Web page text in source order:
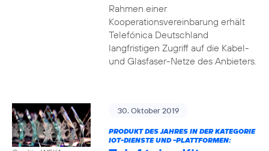
Rahmen einer
Kooperationsvereinbarung erhält
Telefónica Deutschland
langfristigen Zugriff auf die Kabel-
und Glasfaser-Netze des Anbieters.
30. Oktober 2019
PRODUKT DES JAHRES IN DER KATEGORIE
IOT-DIENSTE UND -PLATTFORMEN: